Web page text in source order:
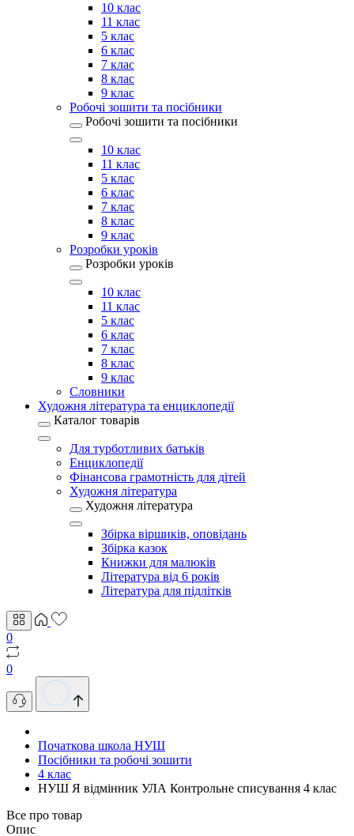
10 клас
11 клас
5 клас
6 клас
7 клас
8 клас
9 клас
Робочі зошити та посібники
Робочі зошити та посібники
10 клас
11 клас
5 клас
6 клас
7 клас
8 клас
9 клас
Розробки уроків
Розробки уроків
10 клас
11 клас
5 клас
6 клас
7 клас
8 клас
9 клас
Словники
Художня література та енциклопедії
Каталог товарів
Для турботливих батьків
Енциклопедії
Фінансова грамотність для дітей
Художня література
Художня література
Збірка віршиків, оповідань
Збірка казок
Книжки для малюків
Література від 6 років
Література для підлітків
0
0
Початкова школа НУШ
Посібники та робочі зошити
4 клас
НУШ Я відмінник УЛА Контрольне списування 4 клас
Все про товар
Опис